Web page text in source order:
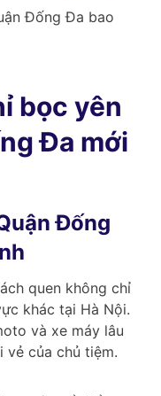
Đống Đa bao
bọc yên
Đa mới
Đống
quen không chỉ
khác tại Hà Nội.
và xe máy lâu
vẻ của chủ tiệm.